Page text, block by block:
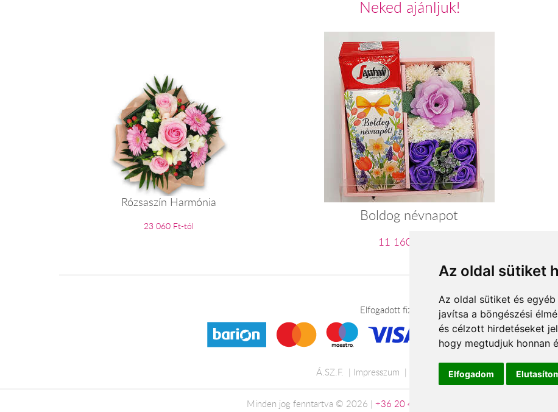
Az oldal sütiket
Az oldal sütiket és
javítsa a böngészési
és célzott hirdetéseket
hogy megtudjuk honnan
Elfogadom
Neked ajánljuk!
Rózsaszín Harmónia
23 060 Ft-tól
Boldog névnapot
11 160 Ft-tól
Elfogadott fizetési módok
Á.SZ.F. Impresszum Adatkezelési tájékoztató
Minden jog fenntartva © 2026 | +36 20 488-8362